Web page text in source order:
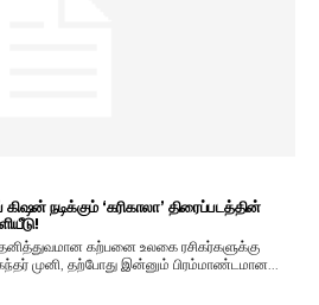
நடிக்கும் ‘கரிகாலா’ திரைப்படத்தின்
கற்பனை உலகை ரசிகர்களுக்கு
முனி, தற்போது இன்னும் பிரம்மாண்டமான...